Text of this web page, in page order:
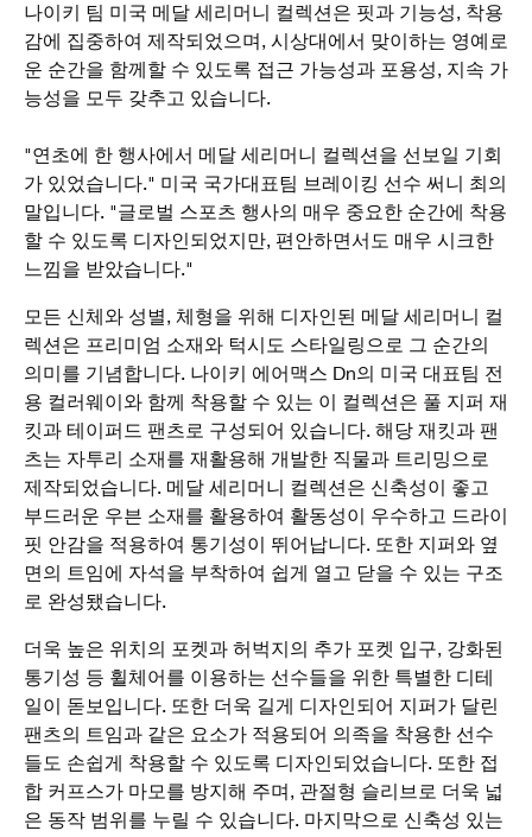
나이키 팀 미국 메달 세리머니 컬렉션은 핏과 기능성, 착용
감에 집중하여 제작되었으며, 시상대에서 맞이하는 영예로
운 순간을 함께할 수 있도록 접근 가능성과 포용성, 지속 가
능성을 모두 갖추고 있습니다.
"연초에 한 행사에서 메달 세리머니 컬렉션을 선보일 기회
가 있었습니다." 미국 국가대표팀 브레이킹 선수 써니 최의
말입니다. "글로벌 스포츠 행사의 매우 중요한 순간에 착용
할 수 있도록 디자인되었지만, 편안하면서도 매우 시크한
느낌을 받았습니다."
모든 신체와 성별, 체형을 위해 디자인된 메달 세리머니 컬
렉션은 프리미엄 소재와 턱시도 스타일링으로 그 순간의
의미를 기념합니다. 나이키 에어맥스 Dn의 미국 대표팀 전
용 컬러웨이와 함께 착용할 수 있는 이 컬렉션은 풀 지퍼 재
킷과 테이퍼드 팬츠로 구성되어 있습니다. 해당 재킷과 팬
츠는 자투리 소재를 재활용해 개발한 직물과 트리밍으로
제작되었습니다. 메달 세리머니 컬렉션은 신축성이 좋고
부드러운 우븐 소재를 활용하여 활동성이 우수하고 드라이
핏 안감을 적용하여 통기성이 뛰어납니다. 또한 지퍼와 옆
면의 트임에 자석을 부착하여 쉽게 열고 닫을 수 있는 구조
로 완성됐습니다.
더욱 높은 위치의 포켓과 허벅지의 추가 포켓 입구, 강화된
통기성 등 휠체어를 이용하는 선수들을 위한 특별한 디테
일이 돋보입니다. 또한 더욱 길게 디자인되어 지퍼가 달린
팬츠의 트임과 같은 요소가 적용되어 의족을 착용한 선수
들도 손쉽게 착용할 수 있도록 디자인되었습니다. 또한 접
합 커프스가 마모를 방지해 주며, 관절형 슬리브로 더욱 넓
은 동작 범위를 누릴 수 있습니다. 마지막으로 신축성 있는